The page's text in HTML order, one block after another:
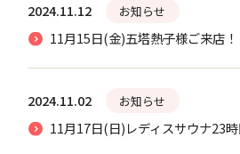
2024.11.12 お知らせ
11月15日(金)五塔熱子様ご来店！
2024.11.02 お知らせ
11月17日(日)レディスサウナ23